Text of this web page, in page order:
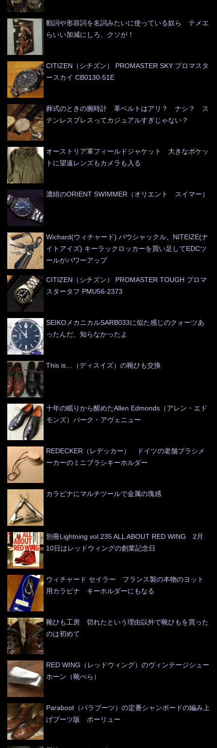
動詞や形容詞を名詞みたいに使っている奴ら テメエ
らいい加減にしろ、クソが！
CITIZEN（シチズン） PROMASTER SKY プロマスタ
ースカイ CB0130-51E
葬式のときの腕時計 革ベルトはアリ？ ナシ？ ス
テンレスブレスってカジュアルすぎじゃない？
オーストリア軍フィールドジャケット 大きなポケッ
トに望遠レンズもカメラも入る
濃紺のORIENT SWIMMER（オリエント スイマー）
Wichard(ウィチャード) バウシャックル、NITEIZE(ナ
イトアイズ) キーラックロッカーを買い足してEDCツ
ールがパワーアップ
CITIZEN（シチズン） PROMASTER TOUGH プロマ
スタータフ PMU56-2373
SEIKOメカニカルSARB033に似た感じのクォーツあ
ったんだ、知らなかったよ
This is…（ディスイズ）の靴ひも交換
十年の眠りから醒めたAllen Edmonds（アレン・エド
モンズ）パーク・アヴェニュー
REDECKER（レデッカー） ドイツの老舗ブラシメ
ーカーのミニブラシキーホルダー
カラビナにマルチツールで金属の塊感
別冊Lightning vol.235 ALL ABOUT RED WING 2月
10日はレッドウィングの創業記念日
ウィチャード セイラー フランス製の本物のヨット
用カラビナ キーホルダーにもなる
靴ひも工房 切れたという理由以外で靴ひもを買った
のは初めて
RED WING（レッドウィング）のヴィンテージシュー
ホーン（靴べら）
Paraboot（パラブーツ）の定番シャンボードの編み上
げブーツ版 ボーリュー